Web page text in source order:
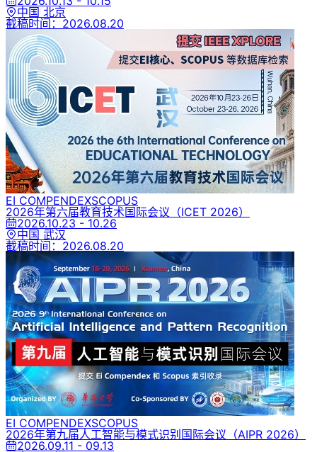
中国 北京
截稿时间： 2026.08.20
EI COMPENDEXSCOPUS
2026年第六届教育技术国际会议 （ICET 2026）
2026.10.23 - 10.26
中国 武汉
截稿时间： 2026.08.20
EI COMPENDEXSCOPUS
2026年第九届人工智能与模式识别国际会议 （AIPR 2026）
2026.09.11 - 09.13